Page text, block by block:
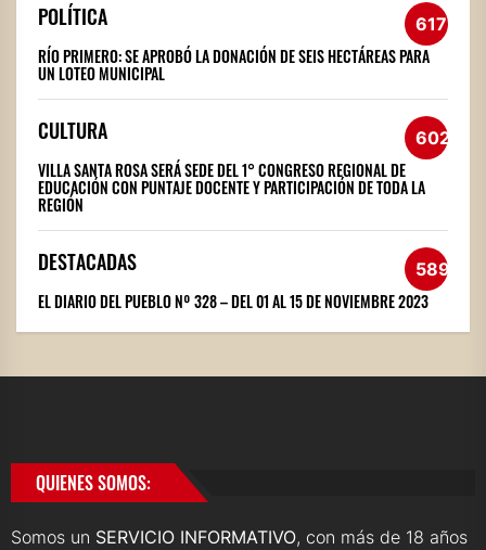
POLÍTICA 617
RÍO PRIMERO: SE APROBÓ LA DONACIÓN DE SEIS HECTÁREAS PARA
UN LOTEO MUNICIPAL
CULTURA 602
VILLA SANTA ROSA SERÁ SEDE DEL 1° CONGRESO REGIONAL DE
EDUCACIÓN CON PUNTAJE DOCENTE Y PARTICIPACIÓN DE TODA LA
REGIÓN
DESTACADAS 589
EL DIARIO DEL PUEBLO Nº 328 – DEL 01 AL 15 DE NOVIEMBRE 2023
QUIENES SOMOS:
Somos un SERVICIO INFORMATIVO, con más de 18 años